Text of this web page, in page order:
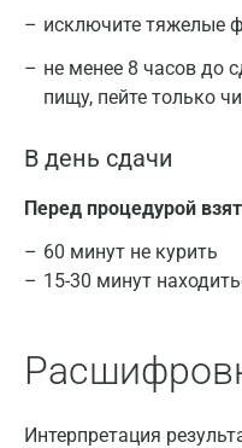
исключите тяжелые
не менее 8 часов до
пищу, пейте только
В день сдачи
Перед процедурой
60 минут не курить
15-30 минут
Интерпретация